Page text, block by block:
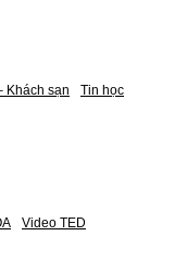
Khách sạn Tin học
Video TED